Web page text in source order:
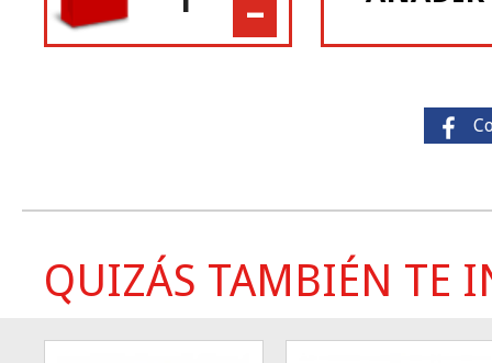
QUIZÁS TAMBIÉN TE